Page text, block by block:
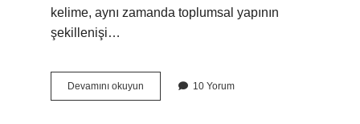
kelime, aynı zamanda toplumsal yapının
şekillenişi…
Devamını okuyun Hayyam
ne
10 Yorum